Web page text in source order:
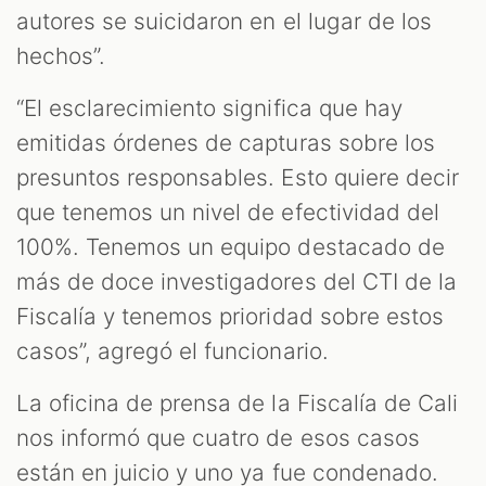
autores se suicidaron en el lugar de los
hechos”.
“El esclarecimiento significa que hay
emitidas órdenes de capturas sobre los
presuntos responsables. Esto quiere decir
que tenemos un nivel de efectividad del
100%. Tenemos un equipo destacado de
más de doce investigadores del CTI de la
Fiscalía y tenemos prioridad sobre estos
casos”, agregó el funcionario.
La oficina de prensa de la Fiscalía de Cali
nos informó que cuatro de esos casos
están en juicio y uno ya fue condenado.